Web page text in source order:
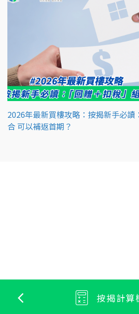
2026年最新買樓攻略：按揭新手必讀
合 可以補返首期？
按揭計算